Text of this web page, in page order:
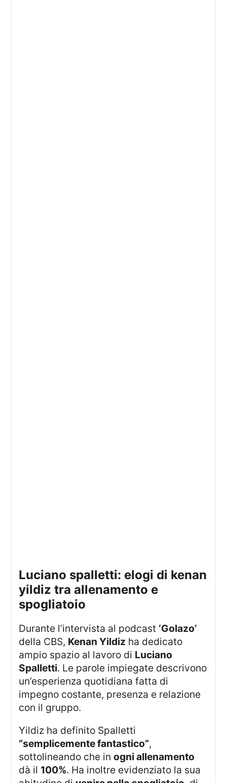
luciano spalletti: elogi di kenan
yildiz tra allenamento e
spogliatoio
Durante l’intervista al podcast ‘Golazo’
della CBS, Kenan Yildiz ha dedicato
ampio spazio al lavoro di Luciano
Spalletti. Le parole impiegate descrivono
un’esperienza quotidiana fatta di
impegno costante, presenza e relazione
con il gruppo.
Yildiz ha definito Spalletti
“semplicemente fantastico”,
sottolineando che inogni allenamento
dà il 100%. Ha inoltre evidenziato la sua